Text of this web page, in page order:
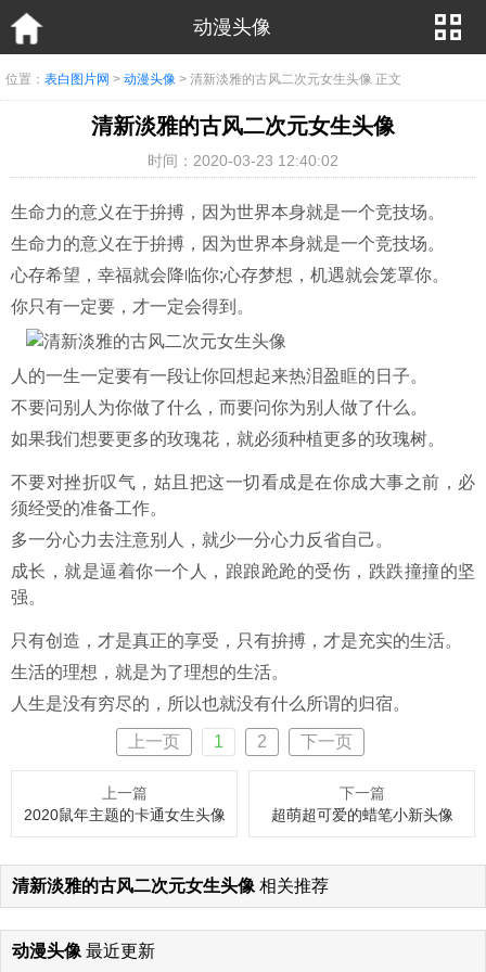
动漫头像
位置： 表白图片网 > 动漫头像 > 清新淡雅的古风二次元女生头像 正文
清新淡雅的古风二次元女生头像
时间：2020-03-23 12:40:02
生命力的意义在于拚搏，因为世界本身就是一个竞技场。
生命力的意义在于拚搏，因为世界本身就是一个竞技场。
心存希望，幸福就会降临你;心存梦想，机遇就会笼罩你。
你只有一定要，才一定会得到。
人的一生一定要有一段让你回想起来热泪盈眶的日子。
不要问别人为你做了什么，而要问你为别人做了什么。
如果我们想要更多的玫瑰花，就必须种植更多的玫瑰树。
不要对挫折叹气，姑且把这一切看成是在你成大事之前，必
须经受的准备工作。
多一分心力去注意别人，就少一分心力反省自己。
成长，就是逼着你一个人，踉踉跄跄的受伤，跌跌撞撞的坚
强。
只有创造，才是真正的享受，只有拚搏，才是充实的生活。
生活的理想，就是为了理想的生活。
人生是没有穷尽的，所以也就没有什么所谓的归宿。
上一页 1 2 下一页
上一篇
2020鼠年主题的卡通女生头像
下一篇
超萌超可爱的蜡笔小新头像
清新淡雅的古风二次元女生头像 相关推荐
动漫头像 最近更新